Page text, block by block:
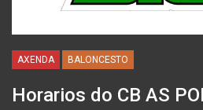
AXENDA BALONCESTO
Horarios do CB AS